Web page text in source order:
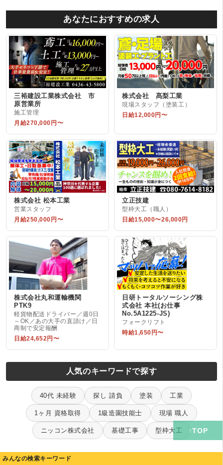
あなたにおすすめの求人
三裕建設工業株式会社 市
原営業所
施工管理
月給270,000円〜
株式会社 髙梨工業
現場スタッフ（塗装工）
日給12,000円〜
株式会社 松本工業
営業スタッフ
月給250,000円〜
立正技建
型枠大工（職人）
日給15,000〜26,000円
株式会社丸和運輸機関
PTK9
軽貨物配送ドライバー／週0日
～OK／あの大手の直請け／日
商制で安定報酬
日給24,652円〜
日研トータルソーシング株
式会社 本社(お仕事
No.5A1225-JS)
フォークリフト
時給1,650円〜
人気のキーワードで探す
40代 未経験 探し 請負 塗装 工業
1ヶ月 資格取得 1級造園技能士 現場 職人
ニッコン株式会社 基礎工事 型枠大工
みんなの検索キーワード